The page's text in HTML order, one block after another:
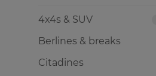
4x4s & SUV
Berlines & breaks
Citadines